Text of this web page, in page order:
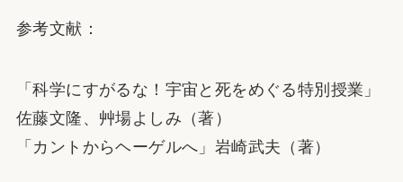
参考文献：
「科学にすがるな！宇宙と死をめぐる特別授業」
佐藤文隆、艸場よしみ（著）
「カントからヘーゲルへ」岩崎武夫（著）